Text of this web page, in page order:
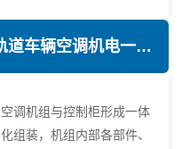
轨道车辆空调机电一体化技术
空调机组与控制柜形成一体
化组装，机组内部各部件、